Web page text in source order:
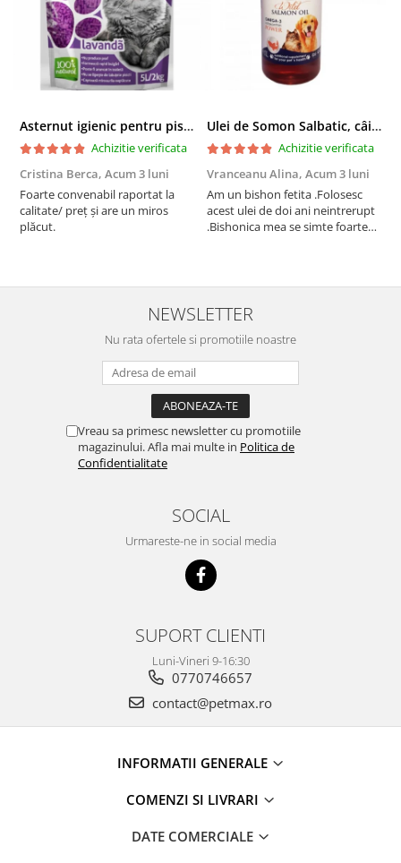
Asternut igienic pentru pisici Tofu Lavanda, Mon Petit 5 l
Achizitie verificata
Cristina Berca, Acum 3 luni
Foarte convenabil raportat la
calitate/ preț și are un miros
plăcut.
Ulei de Somon Salbatic, câini și pisici, piele si blană, BEST4PETS, 1l
Achizitie verificata
Vranceanu Alina, Acum 3 luni
Am un bishon fetita .Folosesc
acest ulei de doi ani neintrerupt
.Bishonica mea se simte foarte
recomand cu mult drag !
NEWSLETTER
Nu rata ofertele si promotiile noastre
Vreau sa primesc newsletter cu promotiile
magazinului. Afla mai multe in Politica de
Confidentialitate
SOCIAL
Urmareste-ne in social media
SUPORT CLIENTI
Luni-Vineri 9-16:30
0770746657
contact@petmax.ro
INFORMATII GENERALE
COMENZI SI LIVRARI
DATE COMERCIALE